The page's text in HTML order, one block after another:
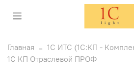
Главная
1C ИТС (1С:КП -
1С КП Отраслевой ПРОФ